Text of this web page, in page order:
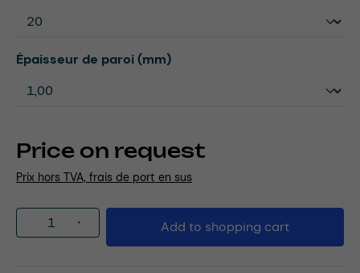
Price on request
Prix hors TVA, frais de port en sus
Select
Épaisseur de paroi (mm)
Product Quantity: Enter the desired
Add to shopping cart